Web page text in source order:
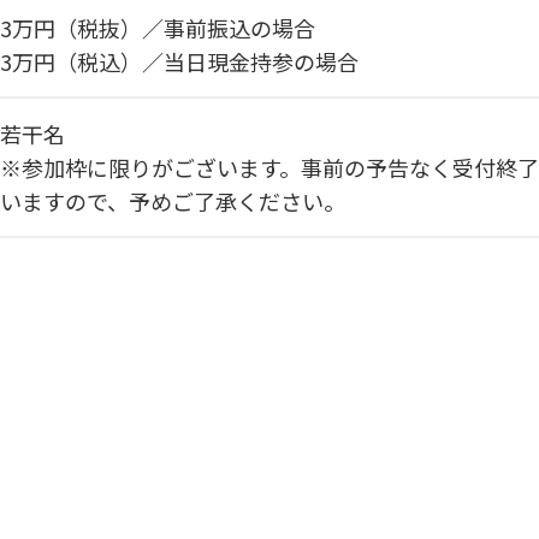
3万円（税抜）／事前振込の場合
3万円（税込）／当日現金持参の場合
若干名
※参加枠に限りがございます。事前の予告なく受付終
いますので、予めご了承ください。